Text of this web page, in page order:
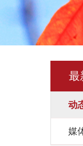
最
动
媒